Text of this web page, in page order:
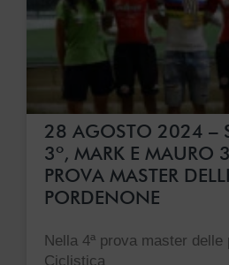
28 AGOSTO 2024 –
3º, MARK E MAURO
PROVA MASTER
PORDENONE
Nella 4ª prova master
Ciclistica